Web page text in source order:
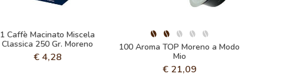
1 Caffè Macinato Miscela
Classica 250 Gr. Moreno
€ 4,28
100 Aroma TOP Moreno a Modo
Mio
€ 21,09